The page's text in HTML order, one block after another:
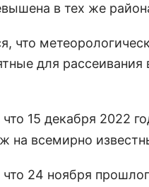
в тех же
что
для
что 15 декабря 2022
на всемирно
24 ноября